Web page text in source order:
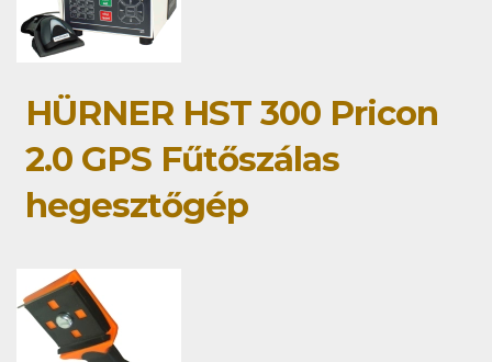
HÜRNER HST 300 Pricon
2.0 GPS Fűtőszálas
hegesztőgép